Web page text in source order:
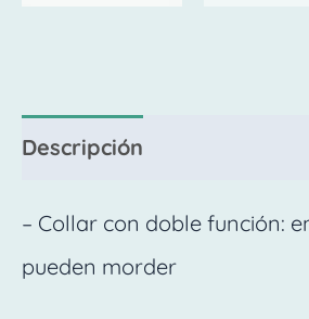
Descripción
– Collar con doble función:
pueden morder